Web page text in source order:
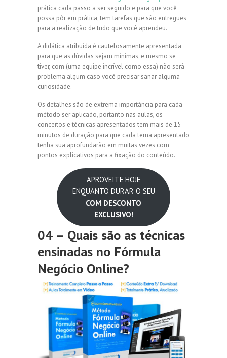
prática cada passo a ser seguido e para que você
possa pôr em prática, tem tarefas que são entregues
para a realização de tudo que você aprendeu.
A didática atribuída é cautelosamente apresentada
para que as dúvidas sejam mínimas, e mesmo se
tiver, com (uma equipe incrível como essa) não será
problema algum caso você precisar sanar alguma
curiosidade.
Os detalhes são de extrema importância para cada
método ser aplicado, portanto nas aulas, os
conceitos e técnicas apresentados tem mais de 15
minutos de duração para que cada tema apresentado
tenha sua aprofundarão em muitas vezes com
pontos explicativos para a fixação do conteúdo.
APROVEITE HOJE
ENQUANTO DURAR O SEU
COM DESCONTO
EXCLUSIVO!
04 – Quais são as técnicas
ensinadas no Fórmula
Negócio Online?